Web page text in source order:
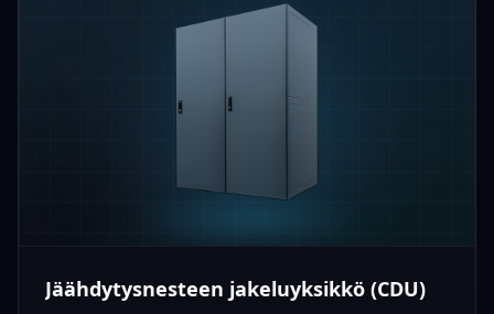
Jäähdytysnesteen jakeluyksikkö (CDU)